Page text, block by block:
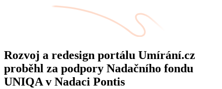
Rozvoj a redesign portálu Umírání.cz
proběhl za podpory Nadačního fondu
UNIQA v Nadaci Pontis